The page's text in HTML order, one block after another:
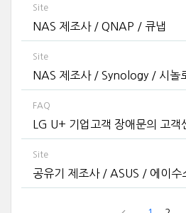
Site
NAS 제조사 / QNAP / 큐냅
Site
NAS 제조사 / Synology / 시놀
FAQ
LG U+ 기업고객 장애문의 고
Site
공유기 제조사 / ASUS / 에이수